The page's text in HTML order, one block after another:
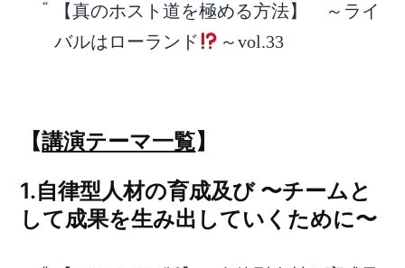
【真のホスト道を極める方法】 ～ライ
バルはローランド
～vol.33
【講演テーマ一覧】
1.自律型人材の育成及び 〜チームと
して成果を生み出していくために〜